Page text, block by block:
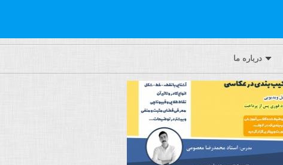
درباره ما